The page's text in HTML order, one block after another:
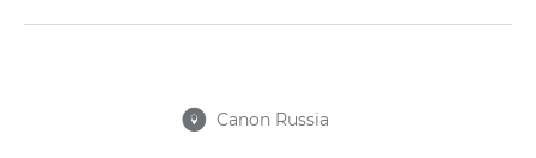
 Canon Russia